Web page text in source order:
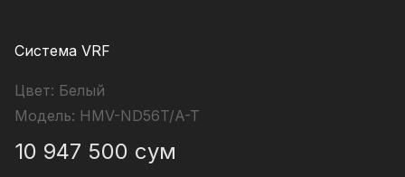
Система VRF
Цвет: Белый
Модель: HMV-ND56T/A-T
10 947 500 сум